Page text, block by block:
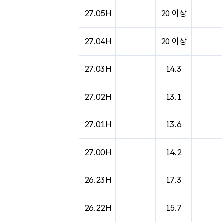
27.05H 20 이상
27.04H 20 이상
27.03H 14.3
27.02H 13.1
27.01H 13.6
27.00H 14.2
26.23H 17.3
26.22H 15.7